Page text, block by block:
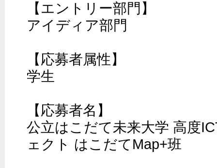
【エントリー部門】
アイディア部門
【応募者属性】
学生
【応募者名】
公立はこだて未来大学 高度
ェクト はこだてMap+班